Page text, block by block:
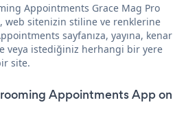
Appointments Grace Mag Pro
web sitenizin stiline ve renklerine
sayfanıza, yayına, kenar
veya istediğiniz herhangi bir yere
site.
Appointments App on